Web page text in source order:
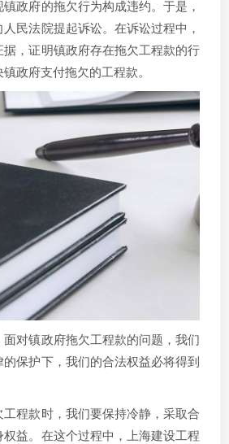
政府的拖欠行为构成违约。于是，
民法院提起诉讼。在诉讼过程中，
，证明镇政府存在拖欠工程款的行
政府支付拖欠的工程款。
对镇政府拖欠工程款的问题，我们
保护下，我们的合法权益必将得到
程款时，我们要保持冷静，采取合
益。在这个过程中，上海建设工程